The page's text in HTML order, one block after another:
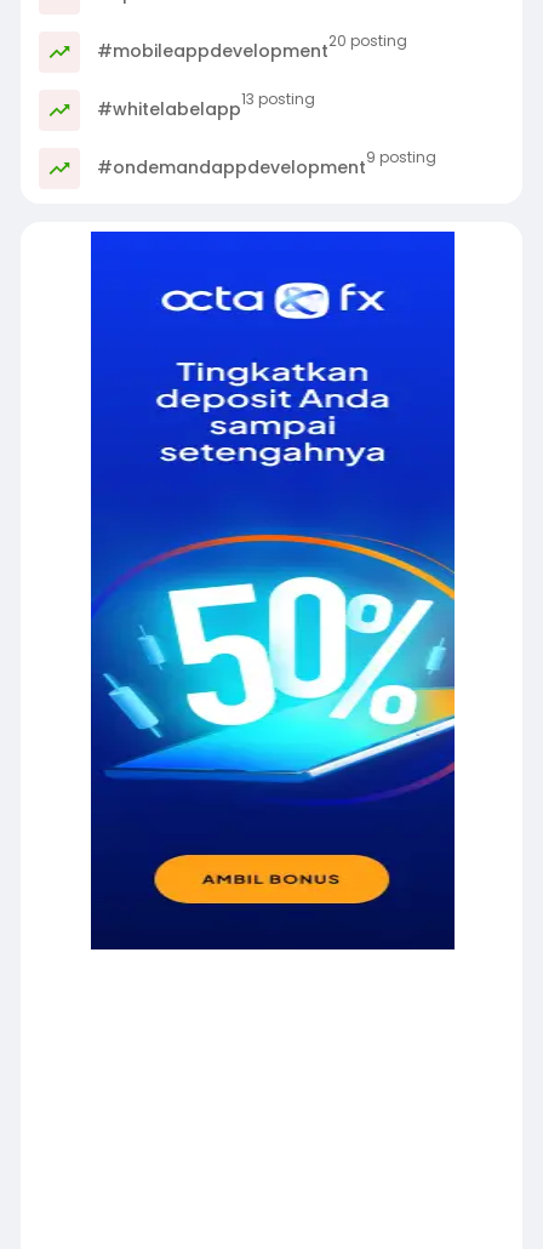
#mobileappdevelopment20 posting
#whitelabelapp13 posting
#ondemandappdevelopment9 posting